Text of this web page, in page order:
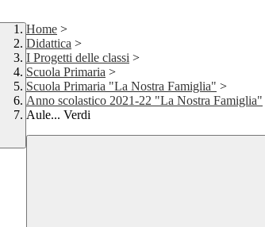
Home >
Didattica >
I Progetti delle classi >
Scuola Primaria >
Scuola Primaria "La Nostra Famiglia" >
Anno scolastico 2021-22 "La Nostra Famiglia"
Aule... Verdi